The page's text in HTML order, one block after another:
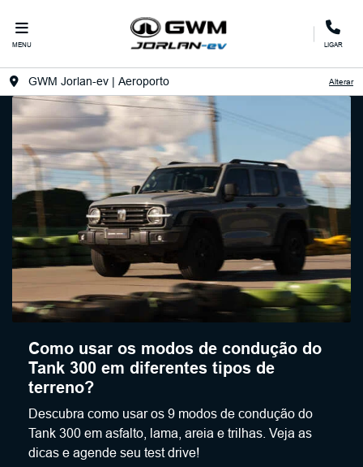
MENU LIGAR
GWM Jorlan-ev | Aeroporto Alterar
Como usar os modos de condução do
Tank 300 em diferentes tipos de
terreno?
Descubra como usar os 9 modos de condução do
Tank 300 em asfalto, lama, areia e trilhas. Veja as
dicas e agende seu test drive!